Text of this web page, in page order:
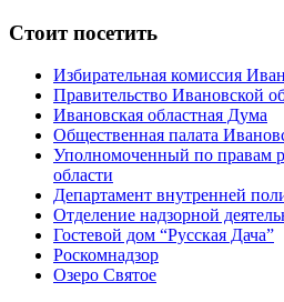
Стоит посетить
Избирательная комиссия
Правительство Ивановской
Ивановская областная Дума
Общественная палата
Уполномоченный по правам
области
Департамент внутренней
Отделение надзорной
Гостевой дом “Русская Дача”
Роскомнадзор
Озеро Святое